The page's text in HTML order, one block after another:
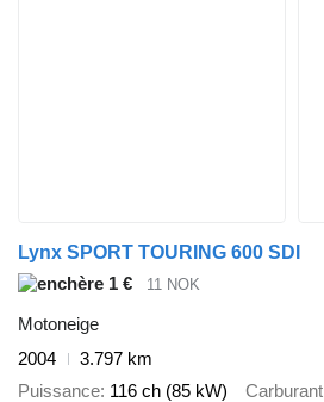
Lynx SPORT TOURING 600 SDI
1 €
11 NOK
Motoneige
2004
3.797 km
Puissance 116 ch (85 kW) Carburant